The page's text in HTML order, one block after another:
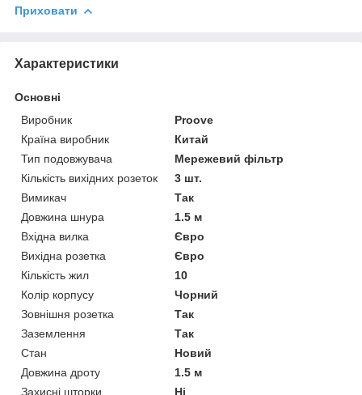
Приховати
Характеристики
Основні
Виробник
Proove
Країна виробник
Китай
Тип подовжувача
Мережевий фільтр
Кількість вихідних розеток
3 шт.
Вимикач
Так
Довжина шнура
1.5 м
Вхідна вилка
Євро
Вихідна розетка
Євро
Кількість жил
10
Колір корпусу
Чорний
Зовнішня розетка
Так
Заземлення
Так
Стан
Новий
Довжина дроту
1.5 м
Захисні шторки
Ні